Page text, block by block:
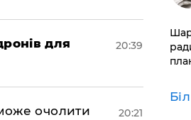
для
20:39
очолити
20:21